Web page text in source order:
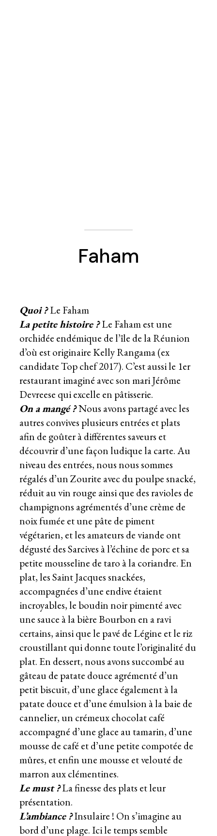
Faham
Quoi ?Le Faham
La petite histoire ?Le Faham est une
orchidée endémique de l’île de la Réunion
d’où est originaire Kelly Rangama (ex
candidate Top chef 2017). C’est aussi le 1er
restaurant imaginé avec son mari Jérôme
Devreese qui excelle en pâtisserie.
On a mangé ?Nous avons partagé avec les
autres convives plusieurs entrées et plats
afin de goûter à différentes saveurs et
découvrir d’une façon ludique la carte. Au
niveau des entrées, nous nous sommes
régalés d’un Zourite avec du poulpe snacké,
réduit au vin rouge ainsi que des ravioles de
champignons agrémentés d’une crème de
noix fumée et une pâte de piment
végétarien, et les amateurs de viande ont
dégusté des Sarcives à l’échine de porc et sa
petite mousseline de taro à la coriandre. En
plat, les Saint Jacques snackées,
accompagnées d’une endive étaient
incroyables, le boudin noir pimenté avec
une sauce à la bière Bourbon en a ravi
certains, ainsi que le pavé de Légine et le riz
croustillant qui donne toute l’originalité du
plat. En dessert, nous avons succombé au
gâteau de patate douce agrémenté d’un
petit biscuit, d’une glace également à la
patate douce et d’une émulsion à la baie de
cannelier, un crémeux chocolat café
accompagné d’une glace au tamarin, d’une
mousse de café et d’une petite compotée de
mûres, et enfin une mousse et velouté de
marron aux clémentines.
Le must ?La finesse des plats et leur
présentation.
L’ambiance ?Insulaire ! On s’imagine au
bord d’une plage. Ici le temps semble